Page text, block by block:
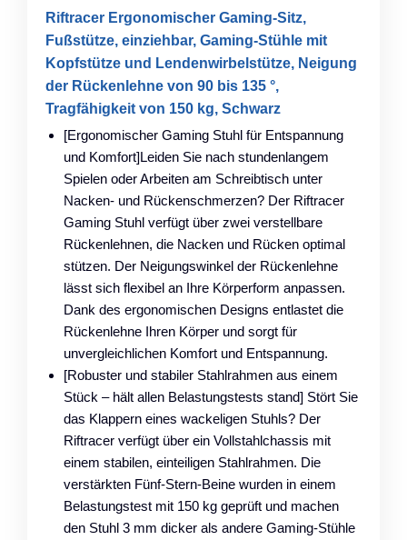
Riftracer Ergonomischer Gaming-Sitz,
Fußstütze, einziehbar, Gaming-Stühle mit
Kopfstütze und Lendenwirbelstütze, Neigung
der Rückenlehne von 90 bis 135 °,
Tragfähigkeit von 150 kg, Schwarz
[Ergonomischer Gaming Stuhl für Entspannung
und Komfort]Leiden Sie nach stundenlangem
Spielen oder Arbeiten am Schreibtisch unter
Nacken- und Rückenschmerzen? Der Riftracer
Gaming Stuhl verfügt über zwei verstellbare
Rückenlehnen, die Nacken und Rücken optimal
stützen. Der Neigungswinkel der Rückenlehne
lässt sich flexibel an Ihre Körperform anpassen.
Dank des ergonomischen Designs entlastet die
Rückenlehne Ihren Körper und sorgt für
unvergleichlichen Komfort und Entspannung.
[Robuster und stabiler Stahlrahmen aus einem
Stück – hält allen Belastungstests stand] Stört Sie
das Klappern eines wackeligen Stuhls? Der
Riftracer verfügt über ein Vollstahlchassis mit
einem stabilen, einteiligen Stahlrahmen. Die
verstärkten Fünf-Stern-Beine wurden in einem
Belastungstest mit 150 kg geprüft und machen
den Stuhl 3 mm dicker als andere Gaming-Stühle